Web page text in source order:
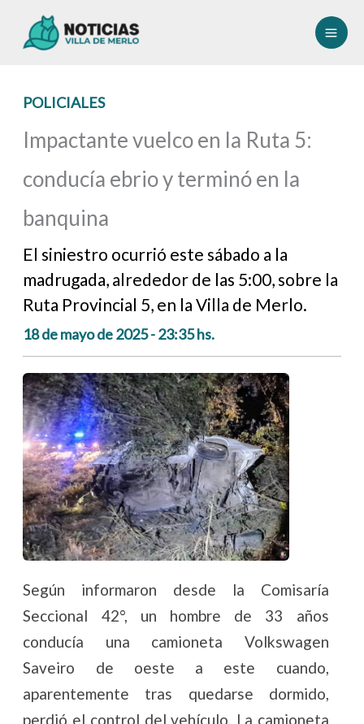
POLICIALES
Impactante vuelco en la Ruta 5:
conducía ebrio y terminó en la
banquina
El siniestro ocurrió este sábado a la
madrugada, alrededor de las 5:00, sobre la
Ruta Provincial 5, en la Villa de Merlo.
18 de mayo de 2025 - 23:35 hs.
Según informaron desde la Comisaría
Seccional 42°, un hombre de 33 años
conducía una camioneta Volkswagen
Saveiro de oeste a este cuando,
aparentemente tras quedarse dormido,
perdió el control del vehículo. La camioneta